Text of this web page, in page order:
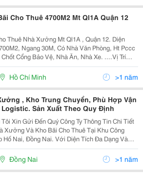
Cho Thuê 4700M2 Mt Ql1A Quận 12
Thuê Nhà Xưởng Mt Ql1A , Quận 12. Diện
Ngang 30M, Có Nhà Văn Phòng, Ht Pccc
Cổng Bảo Vệ, Nhà Ăn, Nhà Xe. ....Vị Trí
Container 40F Vào Tận Kho. Khu Tập Trung
Showroom, Văn Phòng Kho Công Ty, Nhà
Hồ Chí Minh >1 năm
, Kho Trung Chuyển, Phù Hợp Vận
Logistic. Sản Xuất Theo Quy Định
Xin Gửi Đến Quý Công Ty Thông Tin Chi Tiết
Xưởng Và Kho Bãi Cho Thuê Tại Khu Công
Hố Nai, Đồng Nai. Với Diện Tích Đa Dạng Và
Ích Hiện Đại, Chúng Tôi Tin Rằng Đây Sẽ Là
Tưởng Để Phục Vụ Mọi Nhu Cầu Sản Xuất Và...
Đồng Nai >1 năm